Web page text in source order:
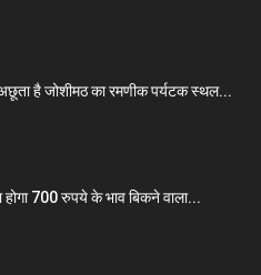
है जोशीमठ का रमणीक पर्यटक स्थल...
होगा 700 रुपये के भाव बिकने वाला...